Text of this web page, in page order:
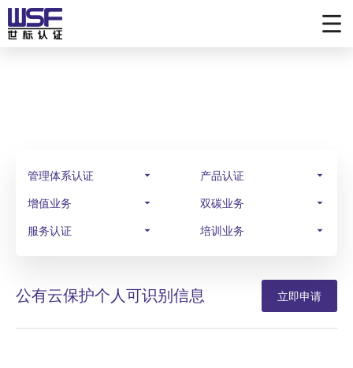
管理体系认证 产品认证
增值业务 双碳业务
服务认证 培训业务
立即申请
公有云保护个人可识别信息